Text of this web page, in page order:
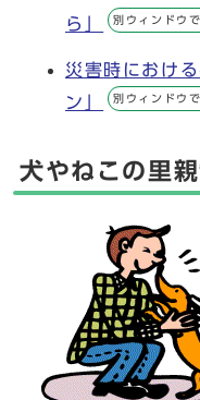
ら」 別ウィンドウ
災害時におけ
ン」
別ウィンドウ
犬やねこの里